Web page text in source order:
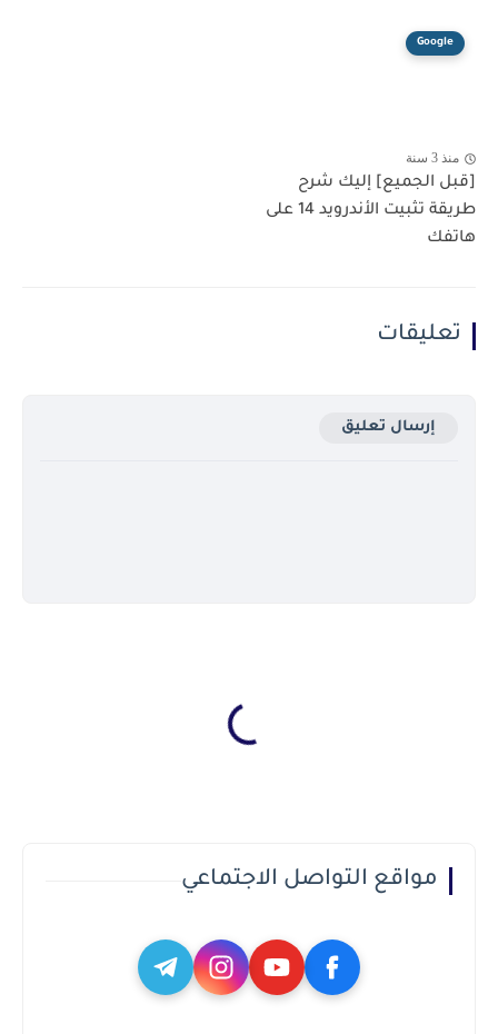
Google
منذ 3 سنة
[قبل الجميع] إليك شرح
طريقة تثبيت الأندرويد 14 على
هاتفك
تعليقات
إرسال تعليق
مواقع التواصل الاجتماعي